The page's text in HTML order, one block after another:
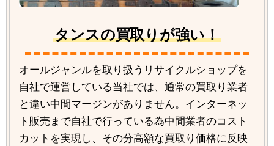
タンスの買取りが強い！
オールジャンルを取り扱うリサイクルショップを
自社で運営している当社では、通常の買取り業者
と違い中間マージンがありません。インターネッ
ト販売まで自社で行っている為中間業者のコスト
カットを実現し、その分高額な買取り価格に反映